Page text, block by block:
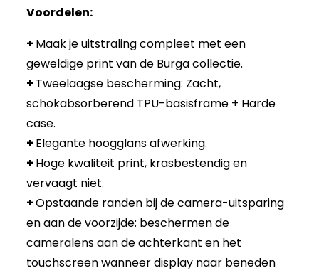
Voordelen:
+ Maak je uitstraling compleet met een
geweldige print van de Burga collectie.
+ Tweelaagse bescherming: Zacht,
schokabsorberend TPU-basisframe + Harde
case.
+ Elegante hoogglans afwerking.
+ Hoge kwaliteit print, krasbestendig en
vervaagt niet.
+Opstaande randen bij de camera-uitsparing
en aan de voorzijde: beschermen de
cameralens aan de achterkant en het
touchscreen wanneer display naar beneden